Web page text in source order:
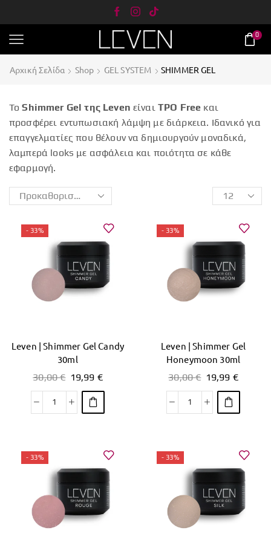
0
Αρχική Σελίδα Shop GEL SYSTEM SHIMMER GEL
ΤοShimmer Gel της Leven είναι TPO Free και
προσφέρει εντυπωσιακή λάμψη με διάρκεια. Ιδανικό για
επαγγελματίες που θέλουν να δημιουργούν μοναδικά,
λαμπερά looks με ασφάλεια και ποιότητα σε κάθε
εφαρμογή.
- 33%
Leven | Shimmer Gel Candy
30ml
30,00€ 19,99 €
- 33%
Leven | Shimmer Gel
Honeymoon 30ml
30,00€ 19,99 €
- 33% - 33%